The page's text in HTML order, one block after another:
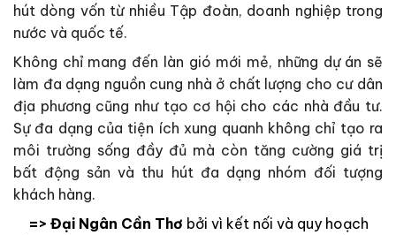
hút dòng vốn từ nhiều Tập đoàn, doanh nghiệp trong
nước và quốc tế.
Không chỉ mang đến làn gió mới mẻ, những dự án sẽ
làm đa dạng nguồn cung nhà ở chất lượng cho cư dân
địa phương cũng như tạo cơ hội cho các nhà đầu tư.
Sự đa dạng của tiện ích xung quanh không chỉ tạo ra
môi trường sống đầy đủ mà còn tăng cường giá trị
bất động sản và thu hút đa dạng nhóm đối tượng
khách hàng.
=> Đại Ngân Cần Thơ bởi vì kết nối và quy hoạch